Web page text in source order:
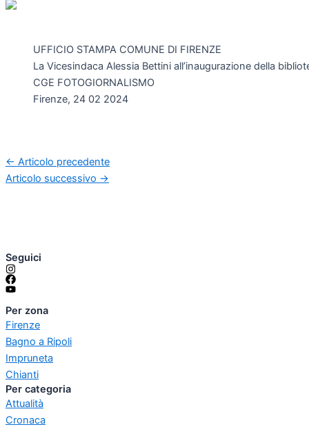
UFFICIO STAMPA COMUNE DI FIRENZE
La Vicesindaca Alessia Bettini all’inaugurazione della
CGE FOTOGIORNALISMO
Firenze, 24 02 2024
← Articolo precedente
Articolo successivo →
Seguici
Per zona
Firenze
Bagno a Ripoli
Impruneta
Chianti
Per categoria
Attualità
Cronaca